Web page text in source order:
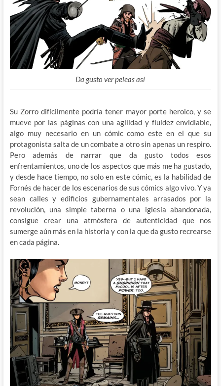
Da gusto ver peleas así
Su Zorro difícilmente podría tener mayor porte heroico, y se
mueve por las páginas con una agilidad y fluidez envidiable,
algo muy necesario en un cómic como este en el que su
protagonista salta de un combate a otro sin apenas un respiro.
Pero además de narrar que da gusto todos esos
enfrentamientos, uno de los aspectos que más me ha gustado,
y desde hace tiempo, no solo en este cómic, es la habilidad de
Fornés de hacer de los escenarios de sus cómics algo vivo. Y ya
sean calles y edificios gubernamentales arrasados por la
revolución, una simple taberna o una iglesia abandonada,
consigue crear una atmósfera de autenticidad que nos
sumerge aún más en la historia y con la que da gusto recrearse
en cada página.